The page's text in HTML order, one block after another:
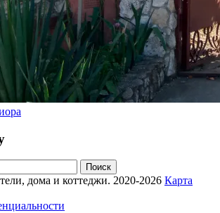
Поиск
дома и коттеджи. 2020-2026 Карта